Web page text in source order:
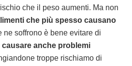
che il peso aumenti. Ma non
che più spesso causano
ne soffrono è bene evitare di
causare anche problemi
troppe rischiamo di